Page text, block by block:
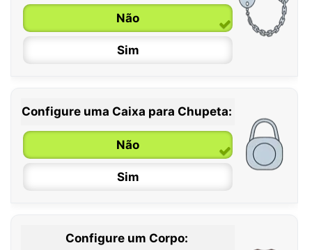
6 / 36 meses
Não
Sim
Configure uma Caixa para Chupeta:
Não
Sim
Configure um Corpo: